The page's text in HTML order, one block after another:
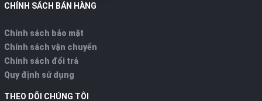
CHÍNH SÁCH BÁN HÀNG
Chính sách bảo mật
Chính sách vận chuyển
Chính sách đổi trả
Quy định sử dụng
THEO DÕI CHÚNG TÔI